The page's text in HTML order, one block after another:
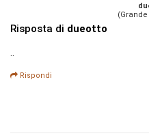
Risposta di dueotto
..
Rispondi